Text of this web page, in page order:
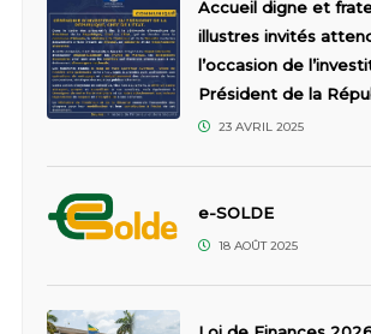
Accueil digne et
illustres invités
l’occasion de
Président de la
23 AVRIL 2025
e-SOLDE
18 AOÛT 2025